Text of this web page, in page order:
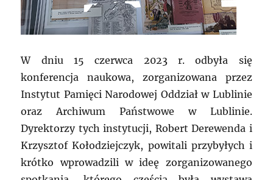
W dniu 15 czerwca 2023 r. odbyła się
konferencja naukowa, zorganizowana przez
Instytut Pamięci Narodowej Oddział w Lublinie
oraz Archiwum Państwowe w Lublinie.
Dyrektorzy tych instytucji, Robert Derewenda i
Krzysztof Kołodziejczyk, powitali przybyłych i
krótko wprowadzili w ideę zorganizowanego